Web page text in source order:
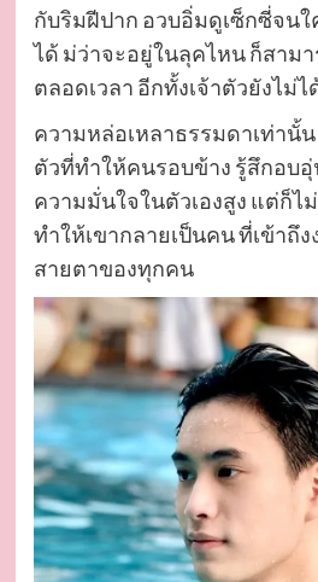
กับริมฝีปาก อวบอิ่มดูเซ็กซี่จนใ
ได้ ม่ว่าจะอยู่ในลุคไหน ก็สาม
ตลอดเวลา อีกทั้งเจ้าตัวยังไม่
ความหล่อเหลาธรรมดาเท่านั้
ตัวที่ทำให้คนรอบข้าง รู้สึกอบอุ่
ความมั่นใจในตัวเองสูง แต่ก็
ทำให้เขากลายเป็นคน ที่เข้าถึ
สายตาของทุกคน